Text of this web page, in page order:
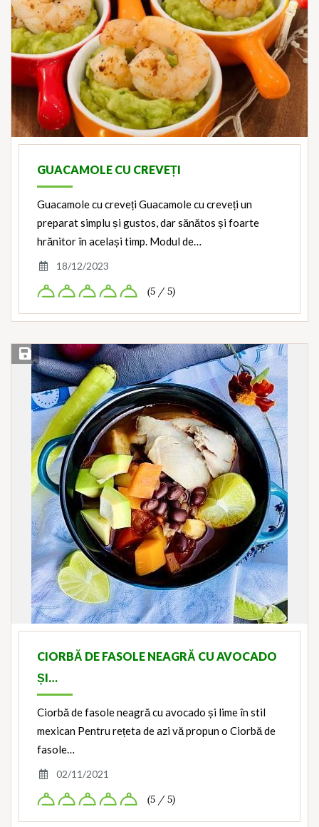
GUACAMOLE CU CREVEȚI
Guacamole cu creveți Guacamole cu creveți un
preparat simplu și gustos, dar sănătos și foarte
hrănitor în același timp. Modul de…
18/12/2023
(5 / 5)
Save Recipe
CIORBĂ DE FASOLE NEAGRĂ CU AVOCADO
ȘI…
Ciorbă de fasole neagră cu avocado și lime în stil
mexican Pentru rețeta de azi vă propun o Ciorbă de
fasole…
02/11/2021
(5 / 5)